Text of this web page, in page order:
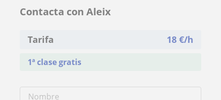
Contacta con Aleix
Tarifa 18 €/h
1ª clase gratis